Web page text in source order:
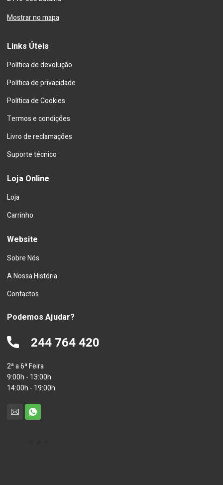
Mostrar no mapa
Links Úteis
Política de devolução
Política de privacidade
Política de Cookies
Termos e condições
Livro de reclamações
Suporte técnico
Loja Online
Loja
Carrinho
Website
Sobre Nós
A Nossa História
Contactos
Podemos Ajudar?
244 764 420
2ª a 6ª Feira
9:00h - 13:00h
14:00h - 19:00h